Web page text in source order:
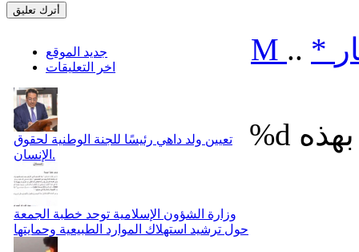
جديد الموقع
اخر التعليقات
تعيين ولد داهي رئيسًا للجنة الوطنية لحقوق
الإنسان.
وزارة الشؤون الإسلامية توحد خطبة الجمعة
حول ترشيد استهلاك الموارد الطبيعية وحمايتها
M .. *
%d